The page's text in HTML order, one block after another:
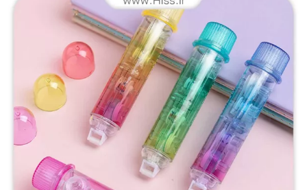
لوازم تحریر و هنر
لوازم تحریر و هنر
مداد
پاک کن و غلط گیر
مداد تراش
اتود و نوک
روان نویس فانتزی
خودکار و خودکار فشاری
ماژیک ها
دفترچه یادداشت
استیکر
استیک نوت
خط کش و گونیا
کیف غذا
کوله پشتی
ماشین حساب